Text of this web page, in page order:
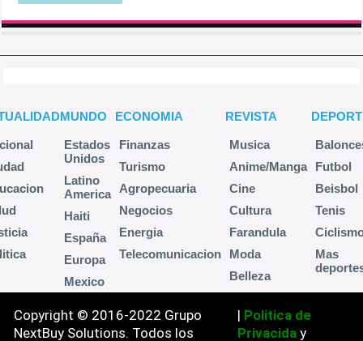
MUNDO
Estados
Unidos
Latino
America
Haiti
España
Europa
Mexico
ECONOMIA
Finanzas
Turismo
Agropecuaria
Negocios
Energia
Telecomunicacion
REVISTA
Musica
Anime/Manga
Cine
Cultura
Farandula
Moda
Belleza
Futbol
Beisbol
Tenis
Mas
Copyright © 2016-2022 Grupo
NextBuy Solutions. Todos los
| Politica de
Privacida y